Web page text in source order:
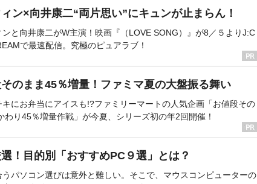
ン×向井康二“両片思い”にキュンが止まらん！
ンと向井康二がW主演！映画『（LOVE SONG）』が8／５よりJ:C
で最速配信。究極のピュアラブ！
のまま45％増量！ファミマ夏の大盤振る舞い
キにお弁当にアイスも!?ファミリーマートの人気企画「お値段その
わり45％増量作戦」が今夏、シリーズ初の年2回開催！
！目的別「おすすめPC９選」とは？
うパソコン選びは意外と難しい。そこで、マウスコンピューターの